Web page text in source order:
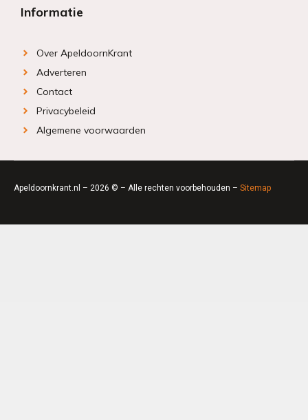
Informatie
Over ApeldoornKrant
Adverteren
Contact
Privacybeleid
Algemene voorwaarden
Apeldoornkrant.nl – 2026 © – Alle rechten voorbehouden – Sitemap